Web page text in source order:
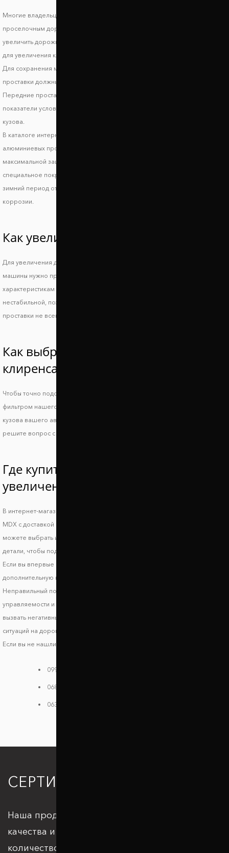
Многие владельцы автомобилей Honda MDX знают, что такое езда по
проселочным дорогам и загородным трассам и поэтому стараются
увеличить дорожный просвет Хонда МДИкс. При выборе автопроставок
для увеличения клиренса стоит обратить внимание на высоту проставок.
Для сохранения маневренности и устойчивости авто на дороге задние
проставки должны поднимать автомобиль не более, чем на 3-5 см.
Передние проставки лучше использовать высотой до 2 см. Эти
показатели условные и могут отличаться в зависимости от модификации
кузова.
В каталоге интернет магазина Автопроставка вы найдете комплекты
алюминиевых проставок на переднюю и заднюю ось Хонда МДИкс. Для
максимальной защиты на проставки Хонда МДИкс наносится
специальное покрытие из полимера. Оно защищает автопроставки в
зимний период от воздействия дорожной химии, а также от процессов
коррозии.
Как увеличить клиренс Honda MDX?
Для увеличения дорожного просвета и сохранения устойчивости
машины нужно правильно подобрать подходящие по техническим
характеристикам проставки. Слишком большой просвет делает машину
нестабильной, поэтому повышается риск опрокидывания, а низкие
проставки не всегда позволяют решить основную проблему.
Как выбрать проставки увеличения
клиренса Хонда МДИкс?
Чтобы точно подобрать проставки для Honda MDX, воспользуйтесь
фильтром нашего сайта или свяжитесь с менеджером и укажите ВИН
кузова вашего авто. Так вы получите идеально совместимые проставки и
решите вопрос с дорожным просветом.
Где купить проставки для
увеличения клиренса Хонда МДИкс?
В интернет-магазине Автопроставка можно купить проставки Honda
MDX с доставкой по всей территории Украины. В нашем каталоге вы
можете выбрать и заказать подходящие по форме, высоте и стоимости
детали, чтобы поднять авто и улучшить его ходовые характеристики.
Если вы впервые выбираете запчасти, обязательно получите
дополнительную консультацию, чтобы исключить риск несовместимости.
Неправильный подбор проставок может стать причиной ухудшения
управляемости и стабильности транспортного средства, что может
вызвать негативные последствия и риски возникновения опасных
ситуаций на дороге.
Если вы не нашли своей модели в каталоге, звоните нам:
099 784 38 08
068 182 48 40
063 396 33 26
СЕРТИФИКАЦИЯ
Наша продукция отвечает всем стандартам
качества и подкрепляется большим
количеством патентов и сертификатов